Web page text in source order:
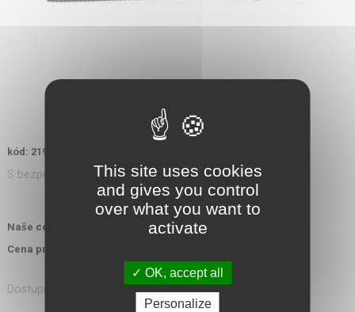
kód: 219295
S bezpečnostním uzávěrem 3X...
Naše cena s DPH: 594,00 Kč
Cena pro ozbrojené složky s DPH:
Dostupnost: do týdne
This site uses cookies
and gives you control
over what you want to
activate
OK, accept all
Personalize